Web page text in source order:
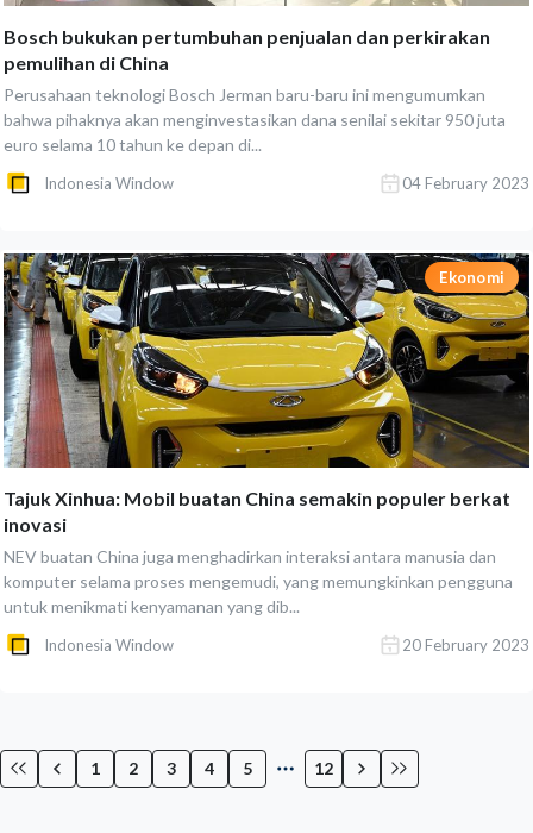
Bosch bukukan pertumbuhan penjualan dan perkirakan
pemulihan di China
Perusahaan teknologi Bosch Jerman baru-baru ini mengumumkan
bahwa pihaknya akan menginvestasikan dana senilai sekitar 950 juta
euro selama 10 tahun ke depan di...
Indonesia Window 04 February 2023
Ekonomi
Tajuk Xinhua: Mobil buatan China semakin populer berkat
inovasi
NEV buatan China juga menghadirkan interaksi antara manusia dan
komputer selama proses mengemudi, yang memungkinkan pengguna
untuk menikmati kenyamanan yang dib...
Indonesia Window 20 February 2023
1 2 3 4 5 12